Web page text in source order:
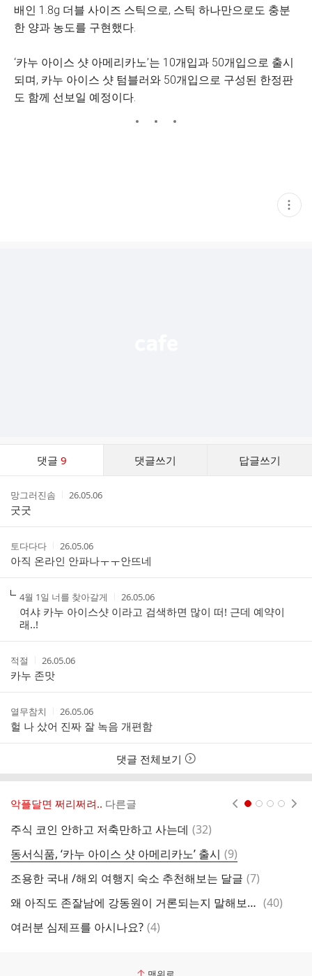
배인 1.8g 더블 사이즈 스틱으로, 스틱 하나만으로도 충분
한 양과 농도를 구현했다.
‘카누 아이스 샷 아메리카노’는 10개입과 50개입으로 출시
되며, 카누 아이스 샷 텀블러와 50개입으로 구성된 한정판
도 함께 선보일 예정이다.
현
재
댓글 9 댓글쓰기 답글쓰기
스
작
성
자
망그러진솜
작
간
26.05.06
굿굿
작
성
자
토다다다
작
성
시
간
26.05.06
아직 온라인 안파나ㅜㅜ안뜨네
작
성
자
4월 1일 너를 찾아갈게
작
성
시
26.05.06
여샤 카누 아이스샷 이라고 검색하면 많이 떠! 근데 예약이
래..!
작
성
자
적절
작
성
시
간
26.05.06
카누 존맛
작
성
자
열무참치
작
성
시
간
26.05.06
헐 나 샀어 진짜 잘 녹음 개편함
댓글 전체보기
악플달면 쩌리쩌려.. 다른글
주식 코인 안하고 저축만하고 사는데 댓
(32)
동서식품, ‘카누 아이스 샷 아메리카노’ 출시 댓
글
(9)
조용한 국내 /해외 여행지 숙소 추천해보는 달글 댓
(7)
왜 아직도 존잘남에 강동원이 거론되는지 말해보자! 댓
(40)
여러분 심제프를 아시나요? 댓
(4)